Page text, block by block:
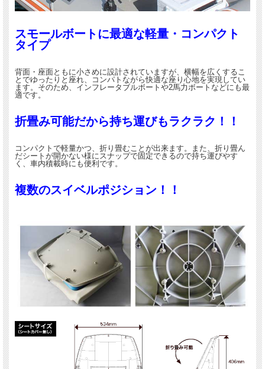
座れ、コンパトながら快適な座り心地を実現しています。そのため、インフレータ
折畳み可能だから持ち運びもラクラク！！
コンパクトで軽量かつ、折り畳むことが出来ます。また、折り畳んだシートが開か
ない様にスナップで固定できるので持ち運びやすく、車内積載時にも便利です。
複数のスイベルポジション！！
スモールボートに最適な軽量・コンパクト
タイプ
背面・座面ともに小さめに設計されていますが、横幅を広くするこ
とでゆったりと座れ、コンパトながら快適な座り心地を実現してい
ます。そのため、インフレータブルボートや2馬力ボートなどにも最
適です。
折畳み可能だから持ち運びもラクラク！！
コンパクトで軽量かつ、折り畳むことが出来ます。また、折り畳ん
だシートが開かない様にスナップで固定できるので持ち運びやす
く、車内積載時にも便利です。
複数のスイベルポジション！！